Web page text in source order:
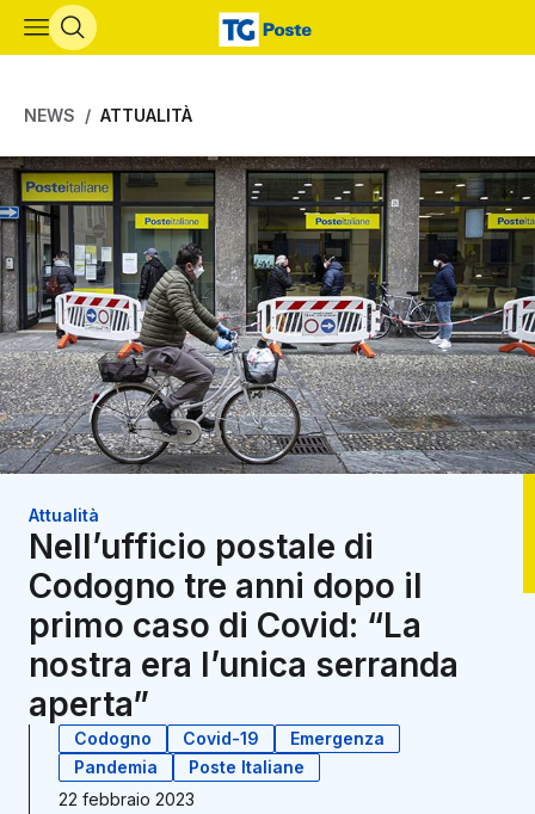
Vai al contenuto principale
NEWS ATTUALITÀ
Attualità
Nell’ufficio postale di
Codogno tre anni dopo il
primo caso di Covid: “La
nostra era l’unica serranda
aperta”
Codogno Covid-19
Emergenza
Pandemia
Poste Italiane
22 febbraio 2023